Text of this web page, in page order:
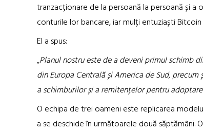
tranzacționare de la persoană la persoană și
conturile lor bancare, iar mulți entuziaști
El a spus:
„Planul nostru este de a deveni primul schimb
din Europa Centrală și America de Sud,
a schimburilor și a remitențelor pentru
O echipa de trei oameni este replicarea
a se deschide în următoarele două săptămâni.